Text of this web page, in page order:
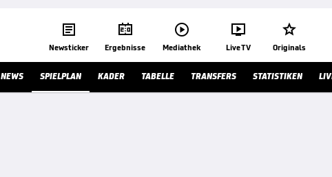

Newsticker

Ergebnisse

Mediathek

Live TV

Originals
NEWS SPIELPLAN KADER TABELLE TRANSFERS STATISTIKEN